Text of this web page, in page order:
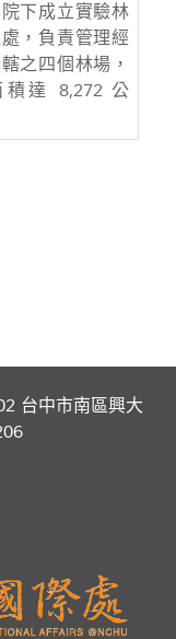
下成立實驗林
，負責管理經
之四個林場，
積達 8,272 公
台中市南區興大